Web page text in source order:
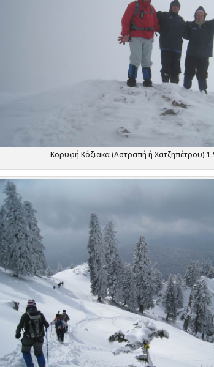
Κορυφή Κόζιακα (Αστραπή ή Χατζηπέτρου)